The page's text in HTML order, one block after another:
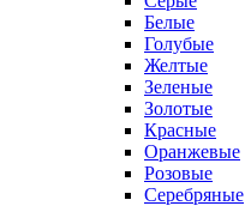
Белые
Голубые
Желтые
Зеленые
Золотые
Красные
Оранжевые
Розовые
Серебряные